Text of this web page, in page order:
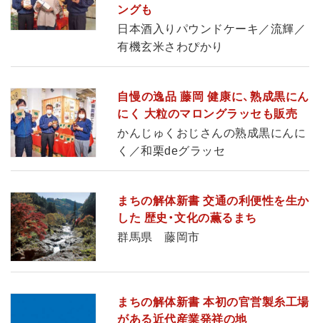
ングも
日本酒入りパウンドケーキ／流輝／
有機玄米さわぴかり
自慢の逸品 藤岡 健康に、熟成黒にん
にく 大粒のマロングラッセも販売
かんじゅくおじさんの熟成黒にんに
く／和栗deグラッセ
まちの解体新書 交通の利便性を生か
した 歴史・文化の薫るまち
群馬県 藤岡市
まちの解体新書 本初の官営製糸工場
がある近代産業発祥の地